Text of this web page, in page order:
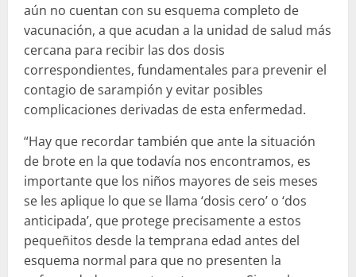
aún no cuentan con su esquema completo de
vacunación, a que acudan a la unidad de salud más
cercana para recibir las dos dosis
correspondientes, fundamentales para prevenir el
contagio de sarampión y evitar posibles
complicaciones derivadas de esta enfermedad.
“Hay que recordar también que ante la situación
de brote en la que todavía nos encontramos, es
importante que los niños mayores de seis meses
se les aplique lo que se llama ‘dosis cero’ o ‘dos
anticipada’, que protege precisamente a estos
pequeñitos desde la temprana edad antes del
esquema normal para que no presenten la